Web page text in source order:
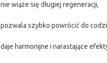
nie wiąże się długiej regeneracji,
pozwala szybko powrócić do
daje harmonijne i narastające